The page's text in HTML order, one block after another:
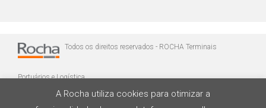
Todos os direitos reservados - ROCHA Terminais
Portuários e Logística
A Rocha utiliza cookies para otimizar a